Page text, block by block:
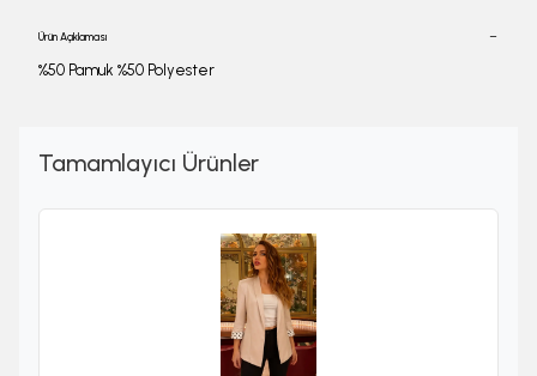
Ürün Açıklaması
%50 Pamuk %50 Polyester
Tamamlayıcı Ürünler